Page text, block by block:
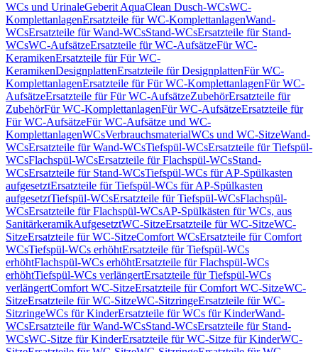
WCs und UrinaleGeberit AquaClean Dusch-WCsWC-
KomplettanlagenErsatzteile für WC-KomplettanlagenWand-
WCsErsatzteile für Wand-WCsStand-WCsErsatzteile für Stand-
WCsWC-AufsätzeErsatzteile für WC-AufsätzeFür WC-
KeramikenErsatzteile für Für WC-
KeramikenDesignplattenErsatzteile für DesignplattenFür WC-
KomplettanlagenErsatzteile für Für WC-KomplettanlagenFür WC-
AufsätzeErsatzteile für Für WC-AufsätzeZubehörErsatzteile für
ZubehörFür WC-KomplettanlagenFür WC-AufsätzeErsatzteile für
Für WC-AufsätzeFür WC-Aufsätze und WC-
KomplettanlagenWCsVerbrauchsmaterialWCs und WC-SitzeWand-
WCsErsatzteile für Wand-WCsTiefspül-WCsErsatzteile für Tiefspül-
WCsFlachspül-WCsErsatzteile für Flachspül-WCsStand-
WCsErsatzteile für Stand-WCsTiefspül-WCs für AP-Spülkasten
aufgesetztErsatzteile für Tiefspül-WCs für AP-Spülkasten
aufgesetztTiefspül-WCsErsatzteile für Tiefspül-WCsFlachspül-
WCsErsatzteile für Flachspül-WCsAP-Spülkästen für WCs, aus
SanitärkeramikAufgesetztWC-SitzeErsatzteile für WC-SitzeWC-
SitzeErsatzteile für WC-SitzeComfort WCsErsatzteile für Comfort
WCsTiefspül-WCs erhöhtErsatzteile für Tiefspül-WCs
erhöhtFlachspül-WCs erhöhtErsatzteile für Flachspül-WCs
erhöhtTiefspül-WCs verlängertErsatzteile für Tiefspül-WCs
verlängertComfort WC-SitzeErsatzteile für Comfort WC-SitzeWC-
SitzeErsatzteile für WC-SitzeWC-SitzringeErsatzteile für WC-
SitzringeWCs für KinderErsatzteile für WCs für KinderWand-
WCsErsatzteile für Wand-WCsStand-WCsErsatzteile für Stand-
WCsWC-Sitze für KinderErsatzteile für WC-Sitze für KinderWC-